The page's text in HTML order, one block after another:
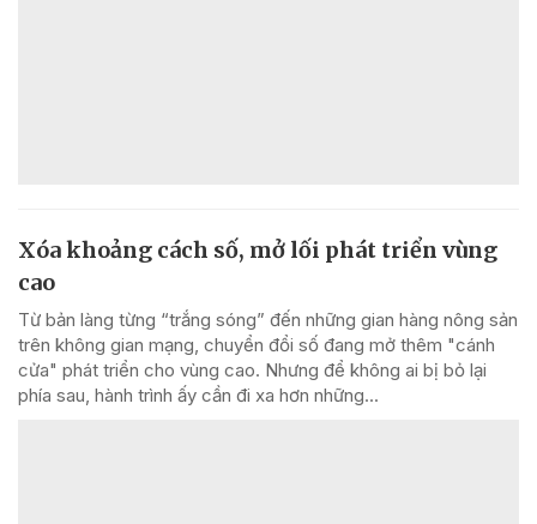
Xóa khoảng cách số, mở lối phát triển vùng
cao
Từ bản làng từng “trắng sóng” đến những gian hàng nông sản
trên không gian mạng, chuyển đổi số đang mở thêm "cánh
cửa" phát triển cho vùng cao. Nhưng để không ai bị bỏ lại
phía sau, hành trình ấy cần đi xa hơn những...